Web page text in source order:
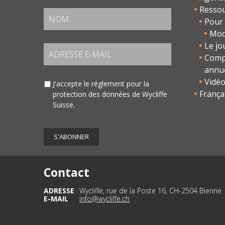
J'accepte le réglement pour la
protection des données de Wycliffe
Suisse.
Pour
Le
Contact
ADRESSE Wycliffe, rue de la Poste 16, CH-2504 Bienne
E-MAIL
info@wycliffe.ch